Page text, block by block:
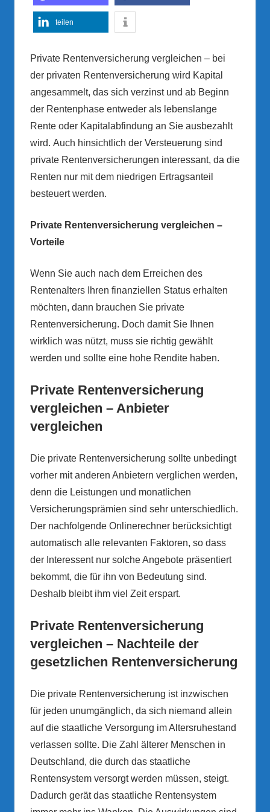
teilen
Private Rentenversicherung vergleichen – bei
der privaten Rentenversicherung wird Kapital
angesammelt, das sich verzinst und ab Beginn
der Rentenphase entweder als lebenslange
Rente oder Kapitalabfindung an Sie ausbezahlt
wird. Auch hinsichtlich der Versteuerung sind
private Rentenversicherungen interessant, da die
Renten nur mit dem niedrigen Ertragsanteil
besteuert werden.
Private Rentenversicherung vergleichen –
Vorteile
Wenn Sie auch nach dem Erreichen des
Rentenalters Ihren finanziellen Status erhalten
möchten, dann brauchen Sie private
Rentenversicherung. Doch damit Sie Ihnen
wirklich was nützt, muss sie richtig gewählt
werden und sollte eine hohe Rendite haben.
Private Rentenversicherung
vergleichen – Anbieter
vergleichen
Die private Rentenversicherung sollte unbedingt
vorher mit anderen Anbietern verglichen werden,
denn die Leistungen und monatlichen
Versicherungsprämien sind sehr unterschiedlich.
Der nachfolgende Onlinerechner berücksichtigt
automatisch alle relevanten Faktoren, so dass
der Interessent nur solche Angebote präsentiert
bekommt, die für ihn von Bedeutung sind.
Deshalb bleibt ihm viel Zeit erspart.
Private Rentenversicherung
vergleichen – Nachteile der
gesetzlichen Rentenversicherung
Die private Rentenversicherung ist inzwischen
für jeden unumgänglich, da sich niemand allein
auf die staatliche Versorgung im Altersruhestand
verlassen sollte. Die Zahl älterer Menschen in
Deutschland, die durch das staatliche
Rentensystem versorgt werden müssen, steigt.
Dadurch gerät das staatliche Rentensystem